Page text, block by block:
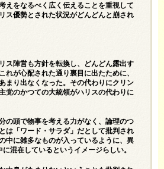
えをなるべく広く伝えることを重視して
ス優勢とされた状況がどんどんと崩され
ス陣営も方針を転換し、どんどん露出す
れが心配された通り裏目に出たために、
まり出なくなった。その代わりにクリン
党のかつての大統領がハリスの代わりに
の頭で物事を考える力がなく、論理のつ
は「ワード・サラダ」だとして批判され
中に雑多なものが入っているように、異
混在しているというイメージらしい。